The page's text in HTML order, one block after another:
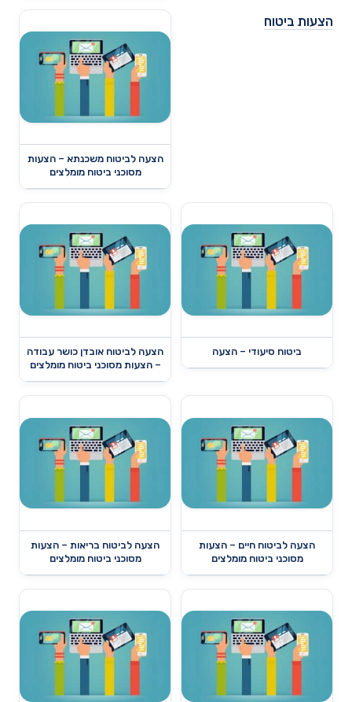
הצעות ביטוח
הצעה לביטוח משכנתא – הצעות
מסוכני ביטוח מומלצים
ביטוח סיעודי – הצעה
הצעה לביטוח אובדן כושר עבודה
– הצעות מסוכני ביטוח מומלצים
הצעה לביטוח חיים – הצעות
מסוכני ביטוח מומלצים
הצעה לביטוח בריאות – הצעות
מסוכני ביטוח מומלצים